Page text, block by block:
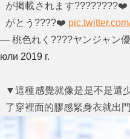
が掲載されます????????❤️
がとう????❤️
— 桃色れく????ヤンジャン
юли 2019 г.
▼這種感覺就像是是不是還
了穿裡面的膠感緊身衣就出